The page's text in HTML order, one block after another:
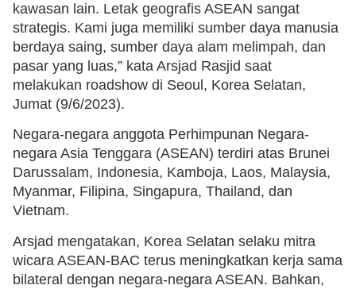
kawasan lain. Letak geografis ASEAN sangat
strategis. Kami juga memiliki sumber daya manusia
berdaya saing, sumber daya alam melimpah, dan
pasar yang luas,” kata Arsjad Rasjid saat
melakukan roadshow di Seoul, Korea Selatan,
Jumat (9/6/2023).
Negara-negara anggota Perhimpunan Negara-
negara Asia Tenggara (ASEAN) terdiri atas Brunei
Darussalam, Indonesia, Kamboja, Laos, Malaysia,
Myanmar, Filipina, Singapura, Thailand, dan
Vietnam.
Arsjad mengatakan, Korea Selatan selaku mitra
wicara ASEAN-BAC terus meningkatkan kerja sama
bilateral dengan negara-negara ASEAN. Bahkan,